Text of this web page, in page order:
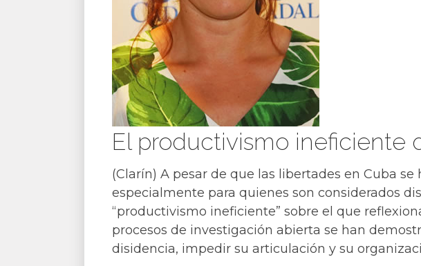
El productivismo ineficiente
(Clarín) A pesar de que las libertades en Cuba
especialmente para quienes son considerados
“productivismo ineficiente” sobre el que
procesos de investigación abierta se han
disidencia, impedir su articulación y su